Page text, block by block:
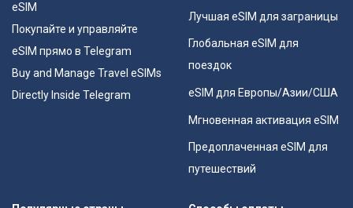
eSIM
Покупайте и управляйте
eSIM прямо в Telegram
Buy and Manage Travel eSIMs
Directly Inside Telegram
Лучшая eSIM для заграницы
Глобальная eSIM для
поездок
eSIM для Европы/Азии/США
Мгновенная активация eSIM
Предоплаченная eSIM для
путешествий